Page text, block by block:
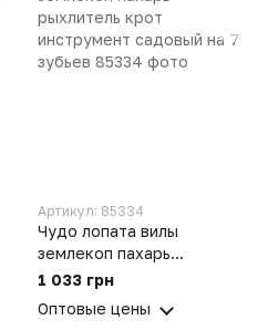
Артикул: 85334
Чудо лопата вилы
землекоп пахарь
рыхлитель крот
зубьев
1 033 грн
Оптовые цены